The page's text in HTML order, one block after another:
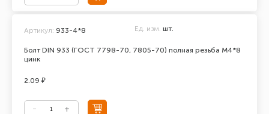
Болт DIN 933 (ГОСТ 7798-70, 7805-70) полная резьба М4*8
цинк
Артикул: 933-4*8 Ед. изм. шт.
2.09 ₽